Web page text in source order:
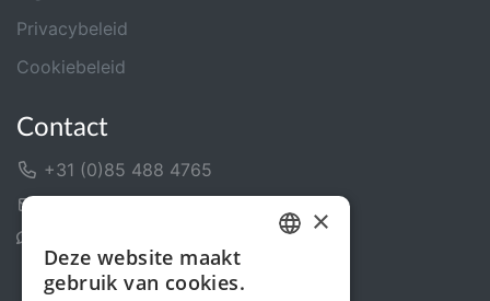
Privacybeleid
Cookiebeleid
Contact
+31 (0)85 488 4765
×
Deze website maakt
gebruik van cookies.